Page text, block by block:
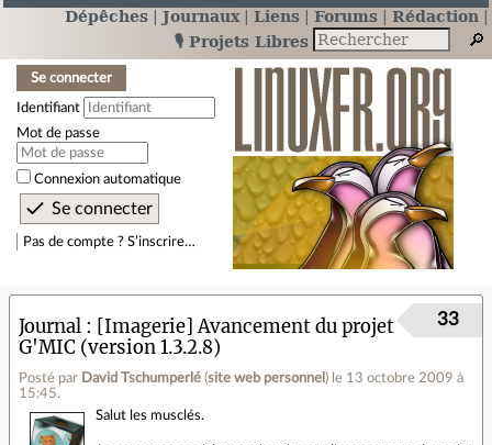
Dépêches Journaux Liens Forums
Rédaction
🎙️ Projets Libres
Se connecter
Identifiant
Mot de passe
Connexion automatique
Pas de compte ? S’inscrire…
Journal
[Imagerie] Avancement du projet
G'MIC (version 1.3.2.8)
Posté par David Tschumperlé (site web personnel ) le 13 octobre 2009 à
15:45.
33
Salut les musclés.